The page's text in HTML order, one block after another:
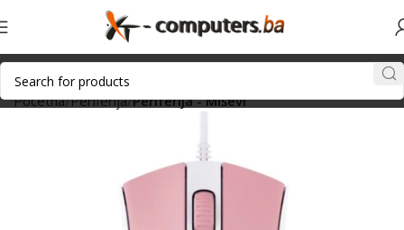
Početna Periferija Periferija - Miševi